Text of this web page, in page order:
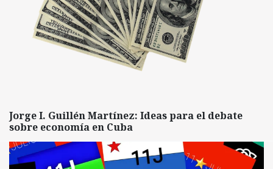
Jorge I. Guillén Martínez: Ideas para el debate
sobre economía en Cuba